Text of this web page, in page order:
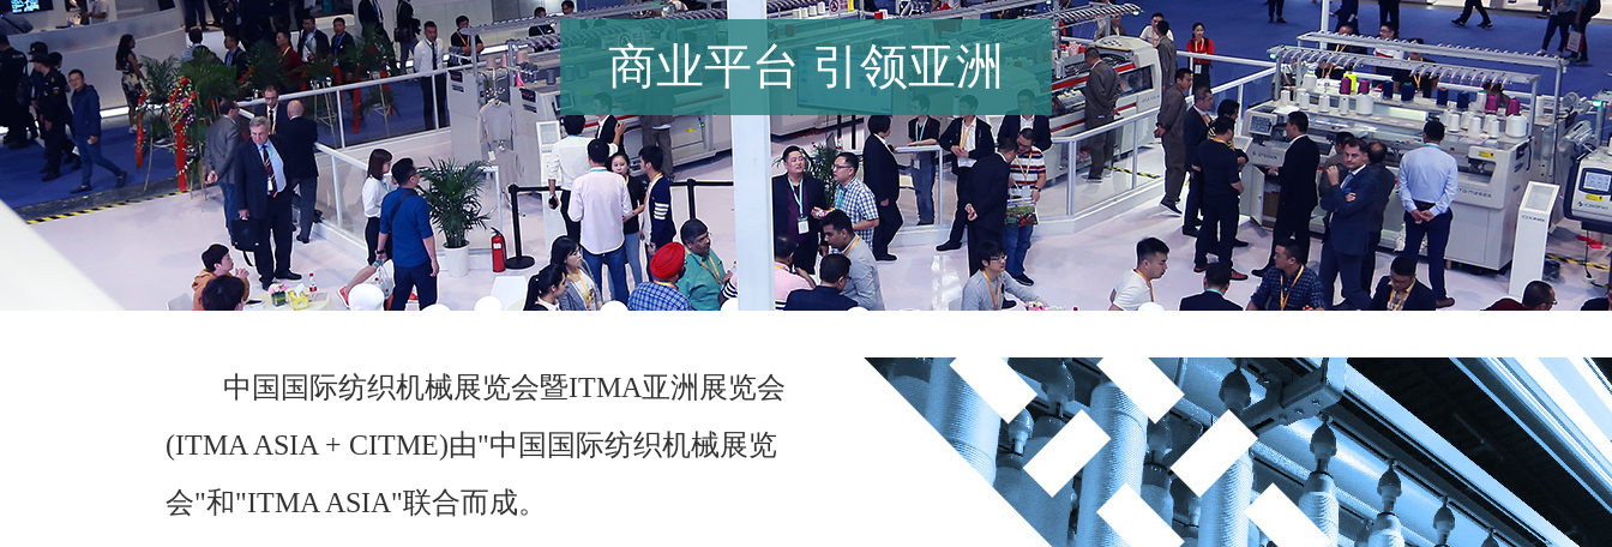
商业平台 引领亚洲
中国国际纺织机械展览会暨ITMA亚洲展览会
(ITMA ASIA + CITME)由"中国国际纺织机械展览
会"和"ITMA ASIA"联合而成。